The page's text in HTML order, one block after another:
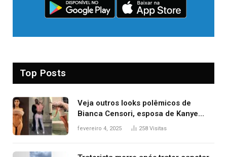
Top Posts
Veja outros looks polêmicos de
Bianca Censori, esposa de Kanye
West que apareceu nua no Grammy
fevereiro 4, 2025 258 Visitas